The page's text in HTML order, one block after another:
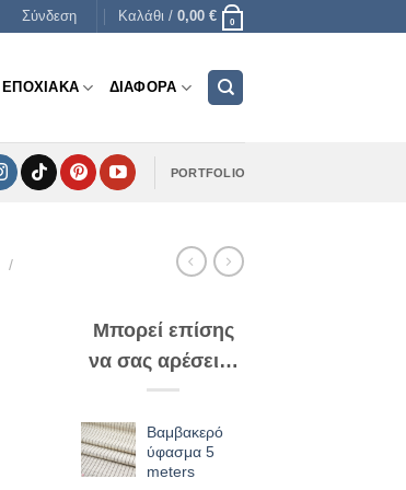
Σύνδεση Καλάθι / 0,00 € 0
ΕΠΟΧΙΑΚΑ ΔΙΑΦΟΡΑ
PORTFOLIO
/
Μπορεί επίσης
να σας αρέσει…
Βαμβακερό
ύφασμα 5
meters